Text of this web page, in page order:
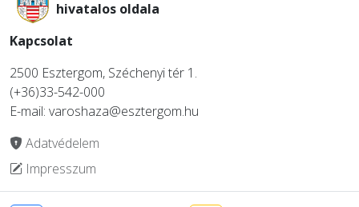
hivatalos oldala
Kapcsolat
2500 Esztergom, Széchenyi tér 1.
(+36)33-542-000
E-mail: varoshaza@esztergom.hu
Adatvédelem
Impresszum